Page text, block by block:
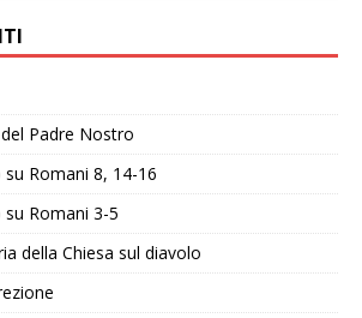
Padre Nostro
su Romani 8, 14-16
su Romani 3-5
della Chiesa sul diavolo